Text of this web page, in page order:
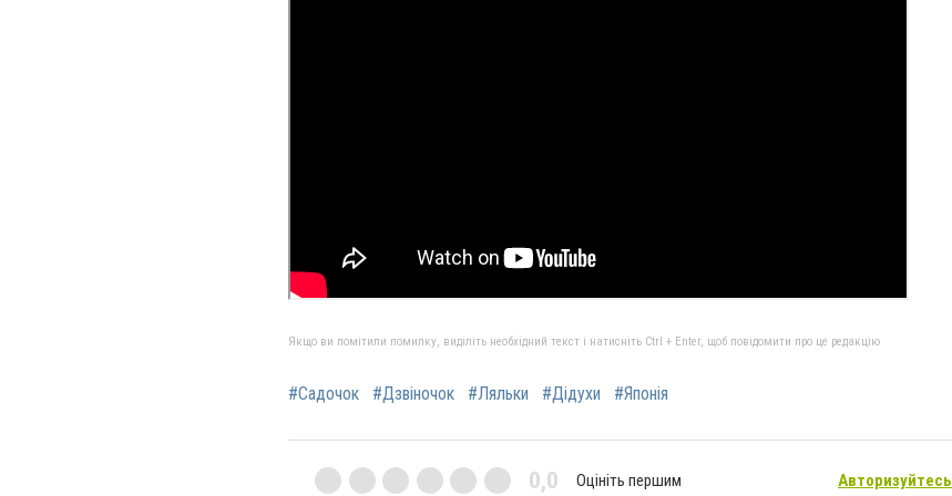
Якщо ви помітили помилку, виділіть необхідний текст і натисніть Ctrl + Enter, щоб повідомити про це редакцію
#Садочок #Дзвіночок #Ляльки #Дідухи #Японія
0,0 Оцініть першим Авторизуйтесь